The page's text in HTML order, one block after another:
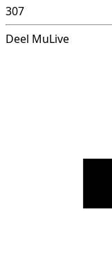
307
Deel MuLive